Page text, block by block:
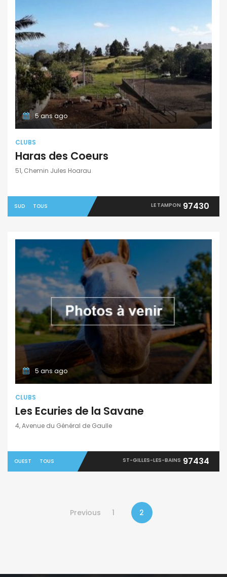
5 ans ago
CLUBS
Haras des Coeurs
51, Chemin Jules Hoarau
SUD TOUS LE TAMPON 97430
5 ans ago
CLUBS
Les Ecuries de la Savane
4, Avenue du Général de Gaulle
OUEST TOUS ST-GILLES-LES-BAINS 97434
Previous 1 2